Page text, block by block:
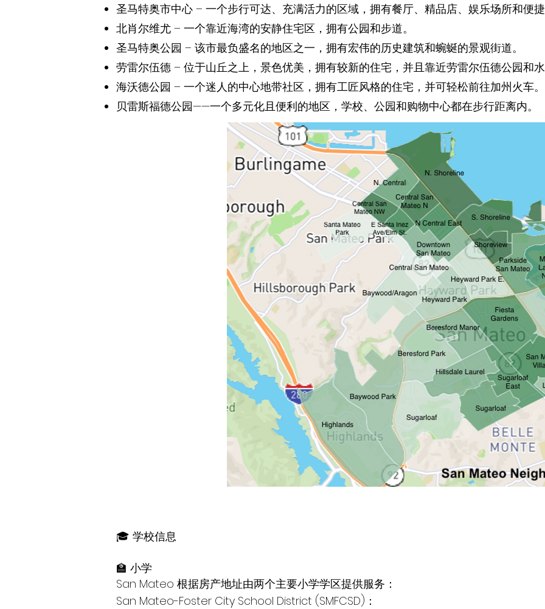
圣马特奥市中心 – 一个步行可达、充满活力的区域，拥有餐厅、精品店、娱乐场所和便捷
北肖尔维尤 – 一个靠近海湾的安静住宅区，拥有公园和步道。
圣马特奥公园 – 该市最负盛名的地区之一，拥有宏伟的历史建筑和蜿蜒的景观街道。
劳雷尔伍德 – 位于山丘之上，景色优美，拥有较新的住宅，并且靠近劳雷尔伍德公园和水
海沃德公园 – 一个迷人的中心地带社区，拥有工匠风格的住宅，并可轻松前往加州火车。
贝雷斯福德公园——一个多元化且便利的地区，学校、公园和购物中心都在步行距离内。
🎓 学校信息
🏫 小学
San Mateo 根据房产地址由两个主要小学学区提供服务：
San Mateo-Foster City School District (SMFCSD)：